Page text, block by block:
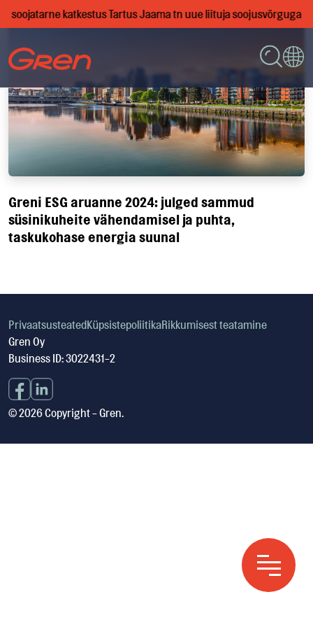
soojatarne katkestus Tartus Jaama tn uue liituja soojusvõrguga
Greni ESG aruanne 2024: julged sammud
süsinikuheite vähendamisel ja puhta,
taskukohase energia suunal
PrivaatsusteatedKüpsistepoliitikaRikkumisest teatamine
Gren Oy
Business ID: 3022431-2
© 2026 Copyright - Gren.